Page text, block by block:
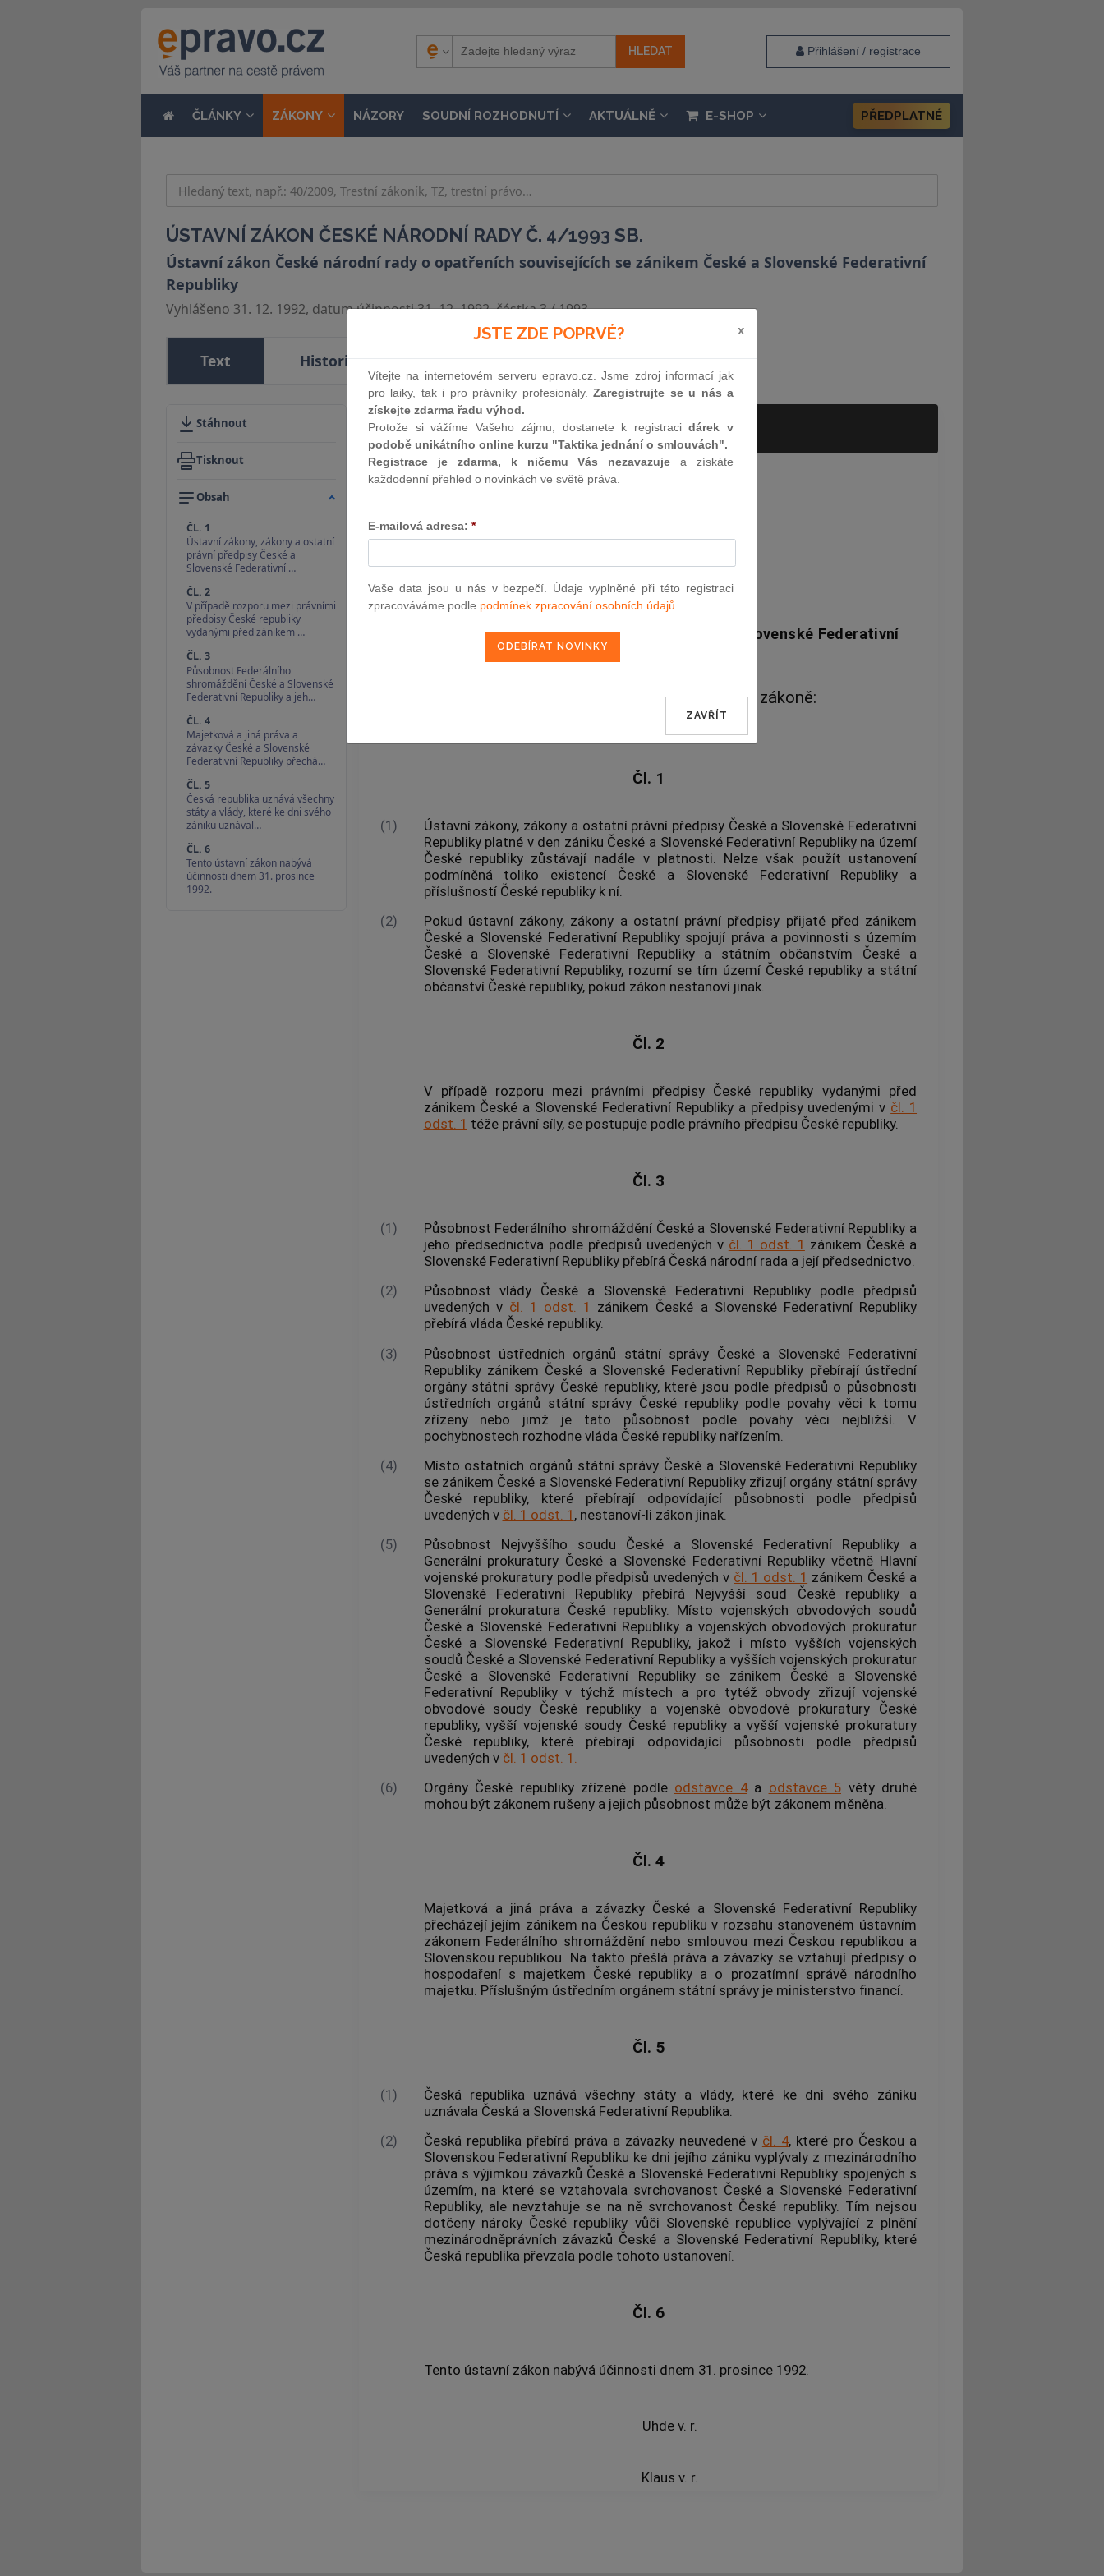
Přihlášení / registrace
ČLÁNKY ZÁKONY NÁZORY SOUDNÍ ROZHODNUTÍ AKTUÁLNĚ E-SHOP PŘEDPLATNÉ
ÚSTAVNÍ ZÁKON ČESKÉ NÁRODNÍ RADY Č. 4/1993 SB.
Ústavní zákon České národní rady o opatřeních souvisejících se zánikem České a Slovenské Federativní
Republiky
Vyhlášeno 31. 12. 1992, datum účinnosti 31. 12. 1992, částka 3 / 1993
Text Historie
Stáhnout
Tisknout
Obsah
ČL. 1
Ústavní zákony, zákony a ostatní
právní předpisy České a
Slovenské Federativní …
ČL. 2
V případě rozporu mezi právními
předpisy České republiky
vydanými před zánikem …
ČL. 3
Působnost Federálního
shromáždění České a Slovenské
Federativní Republiky a jeh…
ČL. 4
Majetková a jiná práva a
závazky České a Slovenské
Federativní Republiky přechá…
ČL. 5
Česká republika uznává všechny
státy a vlády, které ke dni svého
zániku uznával…
ČL. 6
Tento ústavní zákon nabývá
účinnosti dnem 31. prosince
1992.
Aktuální znění od 31. 12. 1992
ze dne 15. prosince 1992,
o opatřeních souvisejících se zánikem České a Slovenské Federativní
Česká národní rada se usnesla na tomto ústavním zákoně:
Čl. 1
(1)
Ústavní zákony, zákony a ostatní právní předpisy České a Slovenské Federativní
Republiky platné v den zániku České a Slovenské Federativní Republiky na území
České republiky zůstávají nadále v platnosti. Nelze však použít ustanovení
podmíněná toliko existencí České a Slovenské Federativní Republiky a
příslušností České republiky k ní.
(2)
Pokud ústavní zákony, zákony a ostatní právní předpisy přijaté před zánikem
České a Slovenské Federativní Republiky spojují práva a povinnosti s územím
České a Slovenské Federativní Republiky a státním občanstvím České a
Slovenské Federativní Republiky, rozumí se tím území České republiky a státní
občanství České republiky, pokud zákon nestanoví jinak.
Čl. 2
V případě rozporu mezi právními předpisy České republiky vydanými před
zánikem České a Slovenské Federativní Republiky a předpisy uvedenými v čl. 1
odst. 1 téže právní síly, se postupuje podle právního předpisu České republiky.
Čl. 3
(1)
Působnost Federálního shromáždění České a Slovenské Federativní Republiky a
jeho předsednictva podle předpisů uvedených v čl. 1 odst. 1 zánikem České a
Slovenské Federativní Republiky přebírá Česká národní rada a její předsednictvo.
(2)
Působnost vlády České a Slovenské Federativní Republiky podle předpisů
uvedených v čl. 1 odst. 1 zánikem České a Slovenské Federativní Republiky
přebírá vláda České republiky.
(3)
Působnost ústředních orgánů státní správy České a Slovenské Federativní
Republiky zánikem České a Slovenské Federativní Republiky přebírají ústřední
orgány státní správy České republiky, které jsou podle předpisů o působnosti
ústředních orgánů státní správy České republiky podle povahy věci k tomu
zřízeny nebo jimž je tato působnost podle povahy věci nejbližší. V
pochybnostech rozhodne vláda České republiky nařízením.
(4)
Místo ostatních orgánů státní správy České a Slovenské Federativní Republiky
se zánikem České a Slovenské Federativní Republiky zřizují orgány státní správy
České republiky, které přebírají odpovídající působnosti podle předpisů
uvedených v čl. 1 odst. 1 , nestanoví-li zákon jinak.
(5)
Působnost Nejvyššího soudu České a Slovenské Federativní Republiky a
Generální prokuratury České a Slovenské Federativní Republiky včetně Hlavní
vojenské prokuratury podle předpisů uvedených v čl. 1 odst. 1 zánikem České a
Slovenské Federativní Republiky přebírá Nejvyšší soud České republiky a
Generální prokuratura České republiky. Místo vojenských obvodových soudů
České a Slovenské Federativní Republiky a vojenských obvodových prokuratur
České a Slovenské Federativní Republiky, jakož i místo vyšších vojenských
soudů České a Slovenské Federativní Republiky a vyšších vojenských prokuratur
České a Slovenské Federativní Republiky se zánikem České a Slovenské
Federativní Republiky v týchž místech a pro tytéž obvody zřizují vojenské
obvodové soudy České republiky a vojenské obvodové prokuratury České
republiky, vyšší vojenské soudy České republiky a vyšší vojenské prokuratury
České republiky, které přebírají odpovídající působnosti podle předpisů
uvedených v čl. 1 odst. 1.
(6)
Orgány České republiky zřízené podle odstavce 4a odstavce 5 věty druhé
mohou být zákonem rušeny a jejich působnost může být zákonem měněna.
Čl. 4
Majetková a jiná práva a závazky České a Slovenské Federativní Republiky
přecházejí jejím zánikem na Českou republiku v rozsahu stanoveném ústavním
zákonem Federálního shromáždění nebo smlouvou mezi Českou republikou a
Slovenskou republikou. Na takto přešlá práva a závazky se vztahují předpisy o
hospodaření s majetkem České republiky a o prozatímní správě národního
majetku. Příslušným ústředním orgánem státní správy je ministerstvo financí.
Čl. 5
(1)
Česká republika uznává všechny státy a vlády, které ke dni svého zániku
uznávala Česká a Slovenská Federativní Republika.
(2)
Česká republika přebírá práva a závazky neuvedené v čl. 4, které pro Českou a
Slovenskou Federativní Republiku ke dni jejího zániku vyplývaly z mezinárodního
práva s výjimkou závazků České a Slovenské Federativní Republiky spojených s
územím, na které se vztahovala svrchovanost České a Slovenské Federativní
Republiky, ale nevztahuje se na ně svrchovanost České republiky. Tím nejsou
dotčeny nároky České republiky vůči Slovenské republice vyplývající z plnění
mezinárodněprávních závazků České a Slovenské Federativní Republiky, které
Česká republika převzala podle tohoto ustanovení.
Čl. 6
Tento ústavní zákon nabývá účinnosti dnem 31. prosince 1992.
Uhde v. r.
Klaus v. r.
JSTE ZDE POPRVÉ? x
Vítejte na internetovém serveru epravo.cz. Jsme zdroj informací jak
pro laiky, tak i pro právníky profesionály.Zaregistrujte se u nás a
získejte zdarma řadu výhod.
Protože si vážíme Vašeho zájmu, dostanete k registracidárek v
podobě unikátního online kurzu "Taktika jednání o smlouvách".
Registrace je zdarma, k ničemu Vás nezavazuje a získáte
každodenní přehled o novinkách ve světě práva.
E-mailová adresa: *
Vaše data jsou u nás v bezpečí. Údaje vyplněné při této registraci
zpracováváme podle podmínek zpracování osobních údajů
ZAVŘÍT